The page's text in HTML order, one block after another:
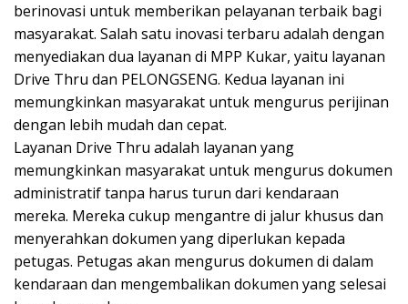
berinovasi untuk memberikan pelayanan terbaik bagi
masyarakat. Salah satu inovasi terbaru adalah dengan
menyediakan dua layanan di MPP Kukar, yaitu layanan
Drive Thru dan PELONGSENG. Kedua layanan ini
memungkinkan masyarakat untuk mengurus perijinan
dengan lebih mudah dan cepat.
Layanan Drive Thru adalah layanan yang
memungkinkan masyarakat untuk mengurus dokumen
administratif tanpa harus turun dari kendaraan
mereka. Mereka cukup mengantre di jalur khusus dan
menyerahkan dokumen yang diperlukan kepada
petugas. Petugas akan mengurus dokumen di dalam
kendaraan dan mengembalikan dokumen yang selesai